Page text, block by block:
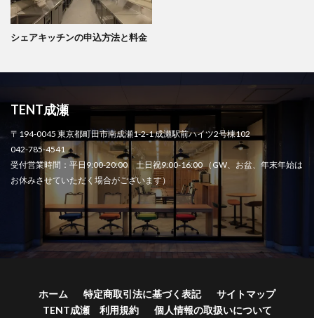
シェアキッチンの申込方法と料金
TENT成瀬
〒194-0045 東京都町田市南成瀬1-2-1 成瀬駅前ハイツ2号棟102
042-785-4541
受付営業時間：平日9:00-20:00 土日祝9:00-16:00 （GW、お盆、年末年始は
お休みさせていただく場合がございます）
ホーム 特定商取引法に基づく表記
サイトマップ
TENT成瀬 利用規約
個人情報の取扱いについて